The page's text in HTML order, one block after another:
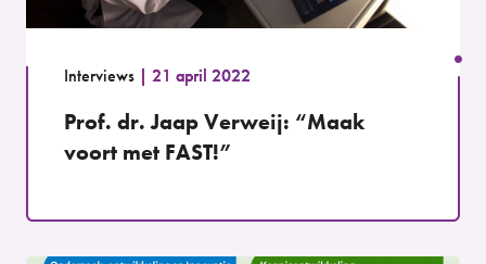
Interviews 21 april 2022
Prof. dr. Jaap Verweij: “Maak
voort met FAST!”